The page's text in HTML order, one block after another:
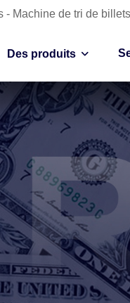
- Machine de tri de
Des produits